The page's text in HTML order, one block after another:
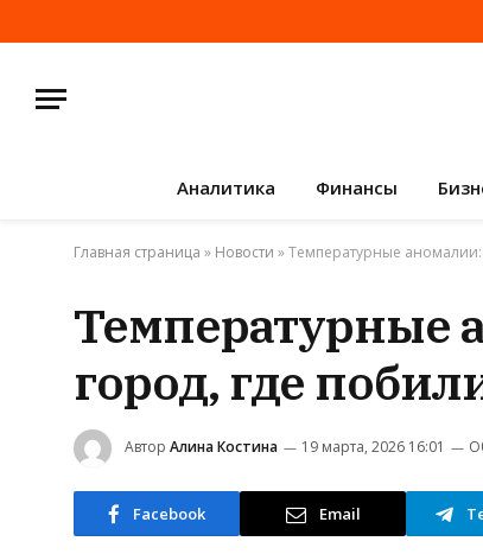
Аналитика Финансы
Главная страница » Новости »Температурные аномалии:
Температурные
город, где
Автор Алина Костина 19 марта, 2026 16:01
Facebook Email